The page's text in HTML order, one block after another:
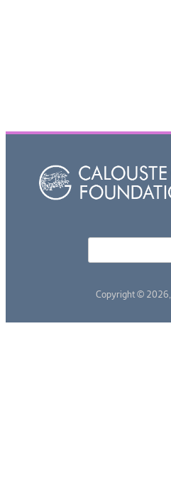
Copyright © 2026,